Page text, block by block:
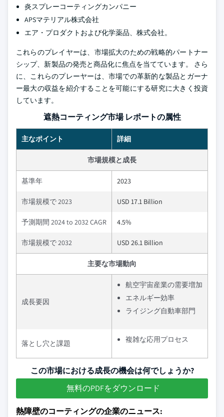
炎スプレーコーティングカンパニー
APSマテリアル株式会社
エア・プロダクトおよび化学薬品、株式会社。
これらのプレイヤーは、市場拡大のための戦略的パートナー
シップ、新製品の発売と商品化に焦点を当てています。 さら
に、これらのプレーヤーは、市場での革新的な製品とガーナ
ー最大の収益を紹介することを可能にする研究に大きく投資
しています。
遮熱コーティング市場 レポートの属性
主なポイント 詳細
市場規模と成長
基準年 2023
市場規模で 2023 USD 17.1 Billion
予測期間 2024 to 2032 CAGR 4.5%
市場規模で 2032 USD 26.1 Billion
主要な市場動向
成長要因
航空宇宙産業の需要増加
エネルギー効率
ライジング自動車部門
落とし穴と課題 複雑な応用プロセス
この市場における成長の機会は何でしょうか?
無料のPDFをダウンロード
熱障壁のコーティングの企業のニュース: